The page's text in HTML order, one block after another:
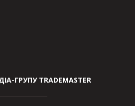
ГРУПУ TRADEMASTER